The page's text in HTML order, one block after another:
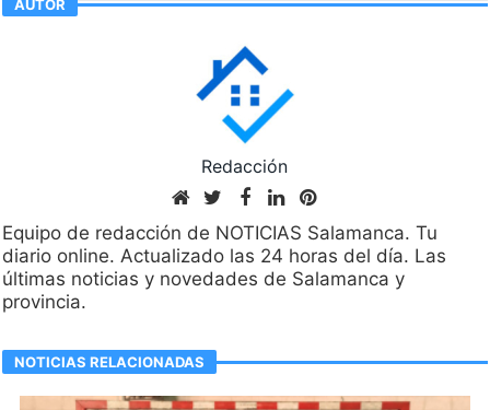
AUTOR
Redacción
Equipo de redacción de NOTICIAS Salamanca. Tu
diario online. Actualizado las 24 horas del día. Las
últimas noticias y novedades de Salamanca y
provincia.
NOTICIAS RELACIONADAS